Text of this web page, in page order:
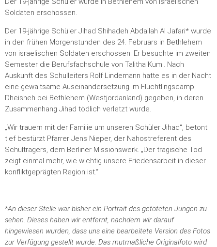
Soldaten erschossen.
Der 19-jährige Schüler Jihad Shihadeh Abdallah Al Jafari* wurde
in den frühen Morgenstunden des 24. Februars in Bethlehem
von israelischen Soldaten erschossen. Er besuchte im zweiten
Semester die Berufsfachschule von Talitha Kumi. Nach
Auskunft des Schulleiters Rolf Lindemann hatte es in der Nacht
eine gewaltsame Auseinandersetzung im Flüchtlingscamp
Dheisheh bei Bethlehem (Westjordanland) gegeben, in deren
Zusammenhang Jihad tödlich verletzt wurde.
„Wir trauern mit der Familie um unseren Schüler Jihad“, betont
tief bestürzt Pfarrer Jens Nieper, der Nahostreferent des
Schulträgers, dem Berliner Missionswerk. „Der tragische Tod
zeigt einmal mehr, wie wichtig unsere Friedensarbeit in dieser
konfliktgeprägten Region ist.“
*An dieser Stelle war bisher ein Portrait des getöteten Jungen zu
sehen. Dieses haben wir entfernt, nachdem wir darauf
hingewiesen wurden, dass uns eine bearbeitete Version des Fotos
zur Verfügung gestellt wurde. Das mutmaßliche Originalfoto wird